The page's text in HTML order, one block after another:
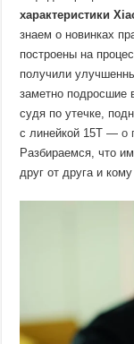
характеристики
знаем о новинках
построены на
получили
заметно подросшие
судя по утечке,
с линейкой 15T —о
Разбираемся, что
друг от друга и